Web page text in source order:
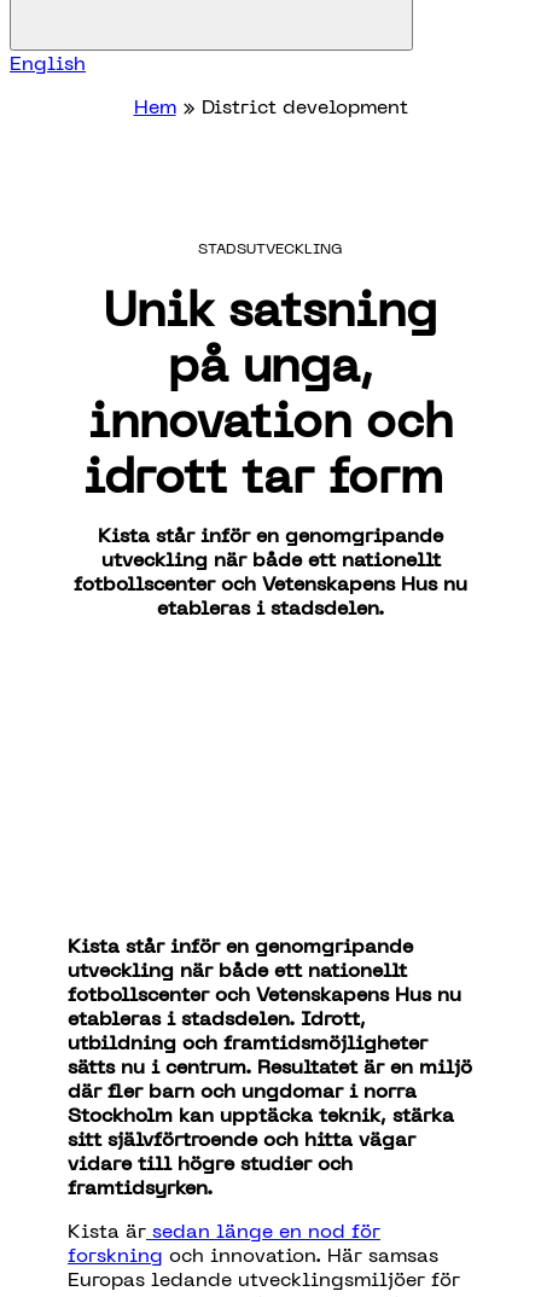
English
Hem» District development
STADSUTVECKLING
Unik satsning
på unga,
innovation och
idrott tar form
Kista står inför en genomgripande
utveckling när både ett nationellt
fotbollscenteroch VetenskapensHus nu
etableras i stadsdelen.
Kista står inför en genomgripande
utveckling när både ett nationellt
fotbollscenteroch VetenskapensHus nu
etableras i stadsdelen. Idrott,
utbildning och framtidsmöjligheter
sättsnu icentrum. Resultatet är en miljö
där flerbarn och ungdomar i norra
Stockholm kan upptäcka teknik, stärka
sitt självförtroendeoch hitta vägar
vidaretill högrestudier och
framtidsyrken.
Kista är sedan länge en nod för
forskning och innovation. Här samsas
Europas ledande utvecklingsmiljöer för